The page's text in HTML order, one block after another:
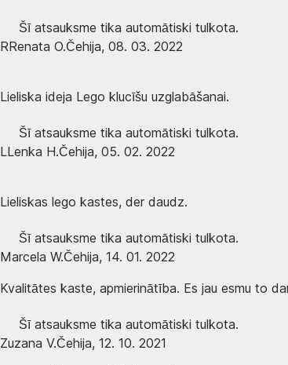
Šī atsauksme tika automātiski tulkota.
RRenata O.Čehija, 08. 03. 2022
Lieliska ideja Lego klucīšu uzglabāšanai.
Šī atsauksme tika automātiski tulkota.
LLenka H.Čehija, 05. 02. 2022
Lieliskas lego kastes, der daudz.
Šī atsauksme tika automātiski tulkota.
Marcela W.Čehija, 14. 01. 2022
Kvalitātes kaste, apmierinātība. Es jau esmu to
Šī atsauksme tika automātiski tulkota.
Zuzana V.Čehija, 12. 10. 2021